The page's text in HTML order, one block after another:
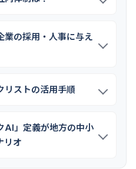
業の採用・人事に与え
リストの活用手順
AI」定義が地方の中小
リオ